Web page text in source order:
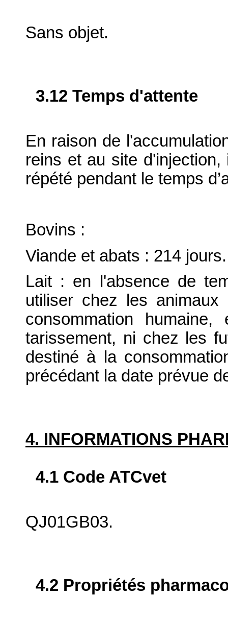
Sans objet.
3.12 Temps d'attente
En raison de
reins et au site
répété pendant le temps
Bovins :
Viande et abats : 214 jours.
Lait : en l'absence de
utiliser chez les
consommation
tarissement, ni chez les
destiné à la
précédant la date prévue
4. INFORMATIONS
4.1 Code ATCvet
QJ01GB03.
4.2 Propriétés